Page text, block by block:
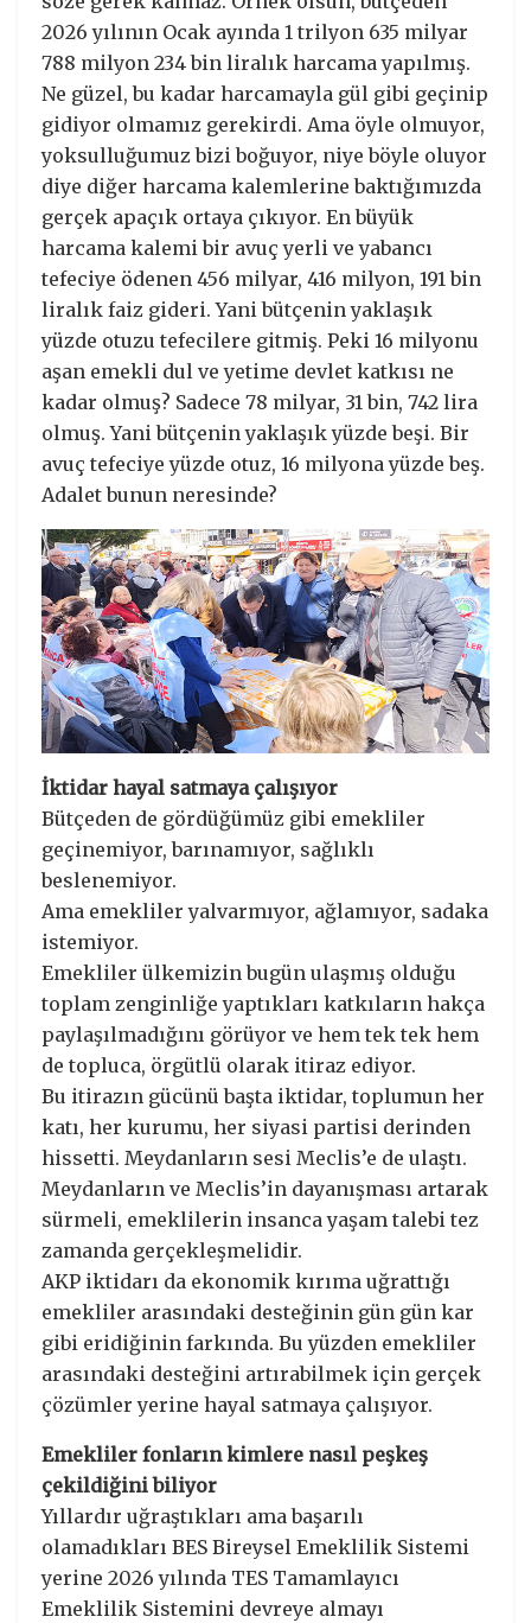
2026 yılının Ocak ayında 1 trilyon 635 milyar
788 milyon 234 bin liralık harcama yapılmış.
Ne güzel, bu kadar harcamayla gül gibi geçinip
gidiyor olmamız gerekirdi. Ama öyle olmuyor,
yoksulluğumuz bizi boğuyor, niye böyle oluyor
diye diğer harcama kalemlerine baktığımızda
gerçek apaçık ortaya çıkıyor. En büyük
harcama kalemi bir avuç yerli ve yabancı
tefeciye ödenen 456 milyar, 416 milyon, 191 bin
liralık faiz gideri. Yani bütçenin yaklaşık
yüzde otuzu tefecilere gitmiş. Peki 16 milyonu
aşan emekli dul ve yetime devlet katkısı ne
kadar olmuş? Sadece 78 milyar, 31 bin, 742 lira
olmuş. Yani bütçenin yaklaşık yüzde beşi. Bir
avuç tefeciye yüzde otuz, 16 milyona yüzde beş.
Adalet bunun neresinde?
İktidar hayal satmaya çalışıyor
Bütçeden de gördüğümüz gibi emekliler
geçinemiyor, barınamıyor, sağlıklı
beslenemiyor.
Ama emekliler yalvarmıyor, ağlamıyor, sadaka
istemiyor.
Emekliler ülkemizin bugün ulaşmış olduğu
toplam zenginliğe yaptıkları katkıların hakça
paylaşılmadığını görüyor ve hem tek tek hem
de topluca, örgütlü olarak itiraz ediyor.
Bu itirazın gücünü başta iktidar, toplumun her
katı, her kurumu, her siyasi partisi derinden
hissetti. Meydanların sesi Meclis’e de ulaştı.
Meydanların ve Meclis’in dayanışması artarak
sürmeli, emeklilerin insanca yaşam talebi tez
zamanda gerçekleşmelidir.
AKP iktidarı da ekonomik kırıma uğrattığı
emekliler arasındaki desteğinin gün gün kar
gibi eridiğinin farkında. Bu yüzden emekliler
arasındaki desteğini artırabilmek için gerçek
çözümler yerine hayal satmaya çalışıyor.
Emekliler fonların kimlere nasıl peşkeş
çekildiğini biliyor
Yıllardır uğraştıkları ama başarılı
olamadıkları BES Bireysel Emeklilik Sistemi
yerine 2026 yılında TES Tamamlayıcı
Emeklilik Sistemini devreye almayı